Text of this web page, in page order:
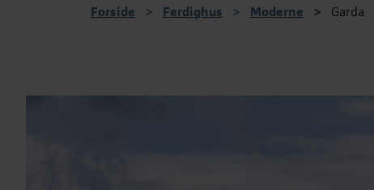
Forside > Ferdighus > Moderne > Garda